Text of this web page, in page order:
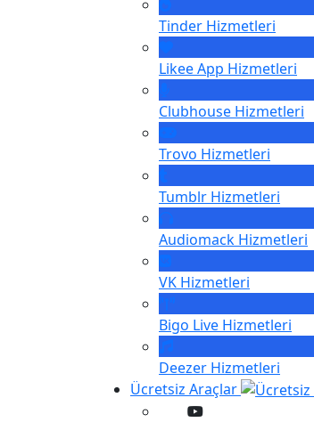
Tinder Hizmetleri
Likee App Hizmetleri
Clubhouse Hizmetleri
Trovo Hizmetleri
Tumblr Hizmetleri
Audiomack Hizmetleri
VK Hizmetleri
Bigo Live Hizmetleri
Deezer Hizmetleri
Ücretsiz Araçlar